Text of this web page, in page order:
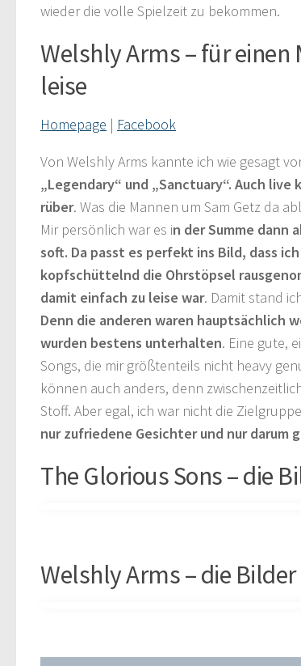
wieder die volle Spielzeit zu bekommen.
Welshly Arms – für einen
leise
Homepage | Facebook
Von Welshly Arms kannte ich wie gesagt
„Legendary“ und „Sanctuary“. Auch
rüber. Was die Mannen um Sam Getz da
Mir persönlich war es in der Summe dann
soft. Da passt es perfekt ins Bild, dass
kopfschüttelnd die Ohrstöpsel
damit einfach zu leise war. Damit stand
Denn die anderen waren hauptsächlich
wurden bestens unterhalten. Eine gute,
Songs, die mir größtenteils nicht heavy
können auch anders, denn
Stoff. Aber egal, ich war nicht die
nur zufriedene Gesichter und nur darum
The Glorious Sons – die
Welshly Arms – die Bilder